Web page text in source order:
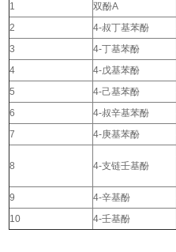
1
双酚A
2
4-叔丁基苯酚
3
4-丁基苯酚
4
4-戊基苯酚
5
4-己基苯酚
6
4-叔辛基苯酚
7
4-庚基苯酚
8 4-支链壬基酚
9 4-辛基酚
10
4-壬基酚